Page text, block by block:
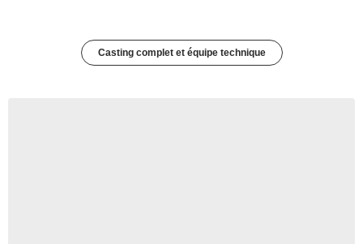
Casting complet et équipe technique